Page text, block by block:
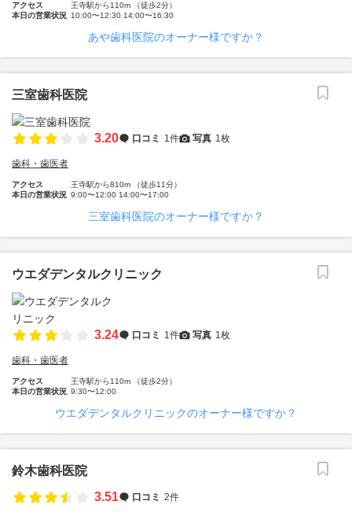
アクセス
王寺駅から110m （徒歩2分）
本日の営業状況 10:00〜12:30 14:00〜16:30
あや歯科医院のオーナー様ですか？
三室歯科医院
3.20 口コミ 1件 写真 1枚
歯科・歯医者
アクセス
王寺駅から810m （徒歩11分）
本日の営業状況 9:00〜12:00 14:00〜17:00
三室歯科医院のオーナー様ですか？
ウエダデンタルクリニック
3.24 口コミ 1件 写真 1枚
歯科・歯医者
アクセス
王寺駅から110m （徒歩2分）
本日の営業状況 9:30〜12:00
ウエダデンタルクリニックのオーナー様ですか？
鈴木歯科医院
3.51
口コミ 2件